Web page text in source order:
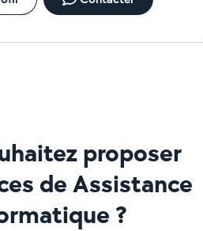
proposer
de Assistance
?